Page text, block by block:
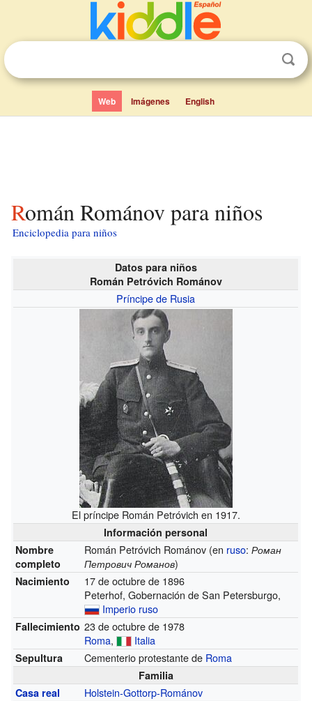
Web Imágenes English
Román Románov para niños
Enciclopedia para niños
Datos para niños
Román Petróvich Románov
Príncipe de Rusia
El príncipe Román Petróvich en 1917.
Información personal
Nombre
completo
Román Petróvich Románov (en ruso:Роман
Петрович Романов)
Nacimiento
17 de octubre de 1896
Peterhof, Gobernación de San Petersburgo,
Imperio ruso
Fallecimiento 23 de octubre de 1978
Roma, Italia
Sepultura Cementerio protestante de Roma
Familia
Casa real
Holstein-Gottorp-Románov